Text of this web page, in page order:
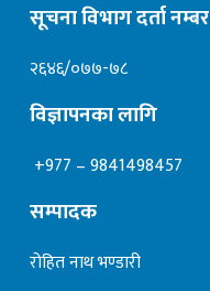
सूचना विभाग दर्ता नम्बर
२६४६/०७७-७८
विज्ञापनका लागि
+977 – 9841498457
सम्पादक
रोहित नाथ भण्डारी